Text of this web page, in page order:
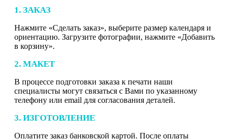
1. ЗАКАЗ
Нажмите «Сделать заказ», выберите размер календаря и
ориентацию. Загрузите фотографии, нажмите «Добавить
в корзину».
2. МАКЕТ
В процессе подготовки заказа к печати наши
специалисты могут связаться с Вами по указанному
телефону или email для согласования деталей.
3. ИЗГОТОВЛЕНИЕ
Оплатите заказ банковской картой. После оплаты